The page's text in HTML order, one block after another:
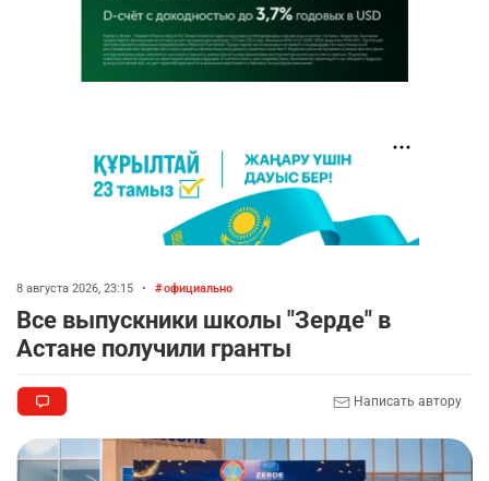
8 августа 2026, 23:15 • официально
Все выпускники школы "Зерде" в
Астане получили гранты
Написать автору